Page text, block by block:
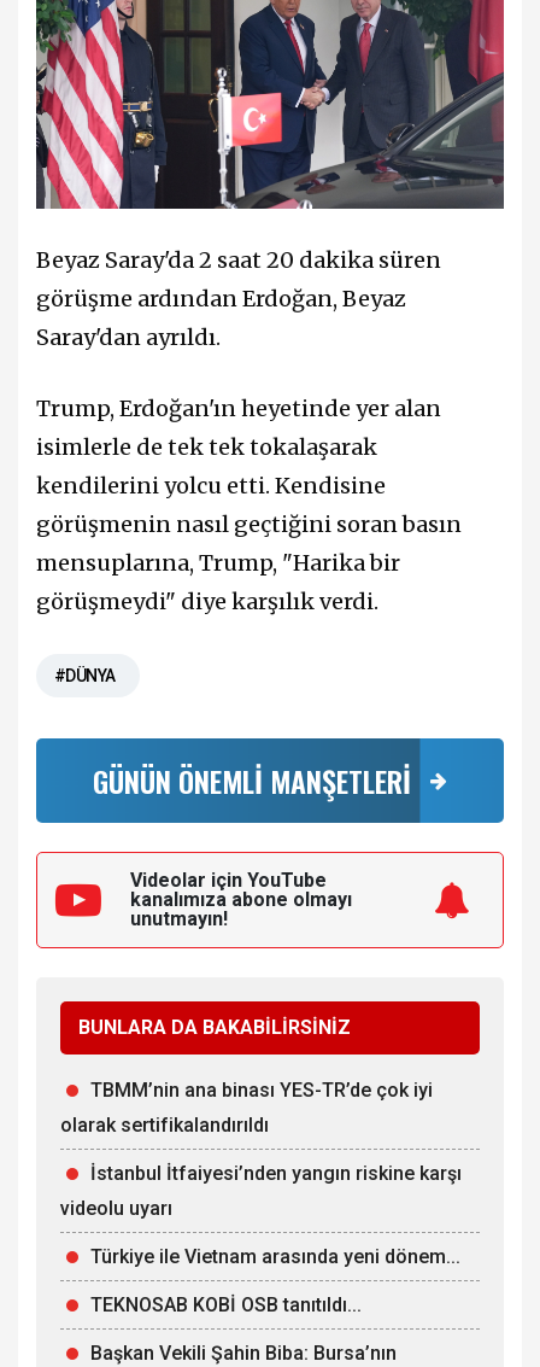
Beyaz Saray'da 2 saat 20 dakika süren
görüşme ardından Erdoğan, Beyaz
Saray'dan ayrıldı.
Trump, Erdoğan'ın heyetinde yer alan
isimlerle de tek tek tokalaşarak
kendilerini yolcu etti. Kendisine
görüşmenin nasıl geçtiğini soran basın
mensuplarına, Trump, "Harika bir
görüşmeydi" diye karşılık verdi.
#DÜNYA
GÜNÜN ÖNEMLİ MANŞETLERİ
Videolar için YouTube
kanalımıza abone olmayı
unutmayın!
BUNLARA DA BAKABİLİRSİNİZ
TBMM’nin ana binası YES-TR’de çok iyi
olarak sertifikalandırıldı
İstanbul İtfaiyesi’nden yangın riskine karşı
videolu uyarı
Türkiye ile Vietnam arasında yeni dönem...
TEKNOSAB KOBİ OSB tanıtıldı...
Başkan Vekili Şahin Biba: Bursa’nın